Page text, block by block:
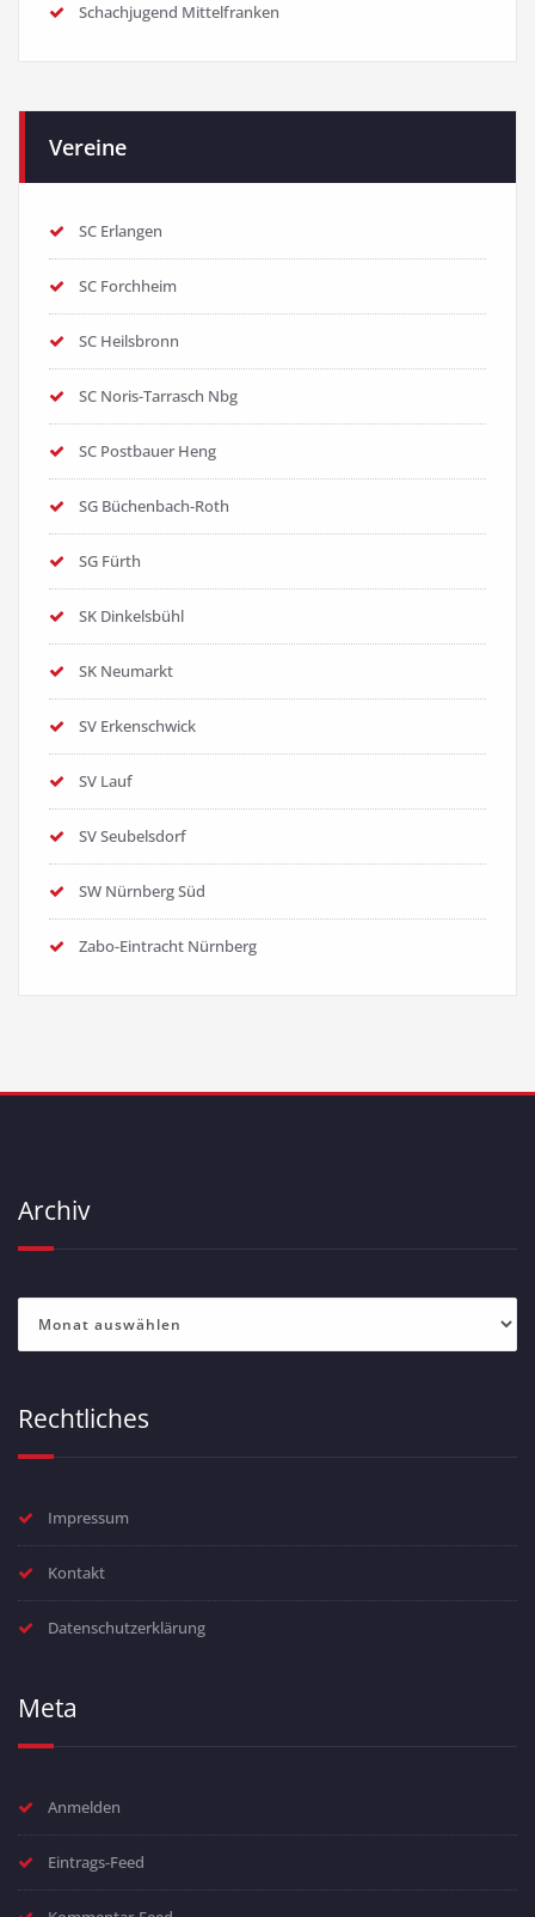
Schachjugend Mittelfranken
Vereine
SC Erlangen
SC Forchheim
SC Heilsbronn
SC Noris-Tarrasch Nbg
SC Postbauer Heng
SG Büchenbach-Roth
SG Fürth
SK Dinkelsbühl
SK Neumarkt
SV Erkenschwick
SV Lauf
SV Seubelsdorf
SW Nürnberg Süd
Zabo-Eintracht Nürnberg
Archiv
Rechtliches
Impressum
Kontakt
Datenschutzerklärung
Meta
Anmelden
Eintrags-Feed